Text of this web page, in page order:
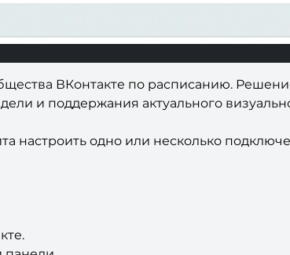
ВКонтакте по расписанию.
и поддержания актуального
настроить одно или несколько